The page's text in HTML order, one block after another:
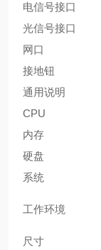
电信号接口
光信号接口
网口
接地钮
通用说明
CPU
内存
硬盘
系统
工作环境
尺寸